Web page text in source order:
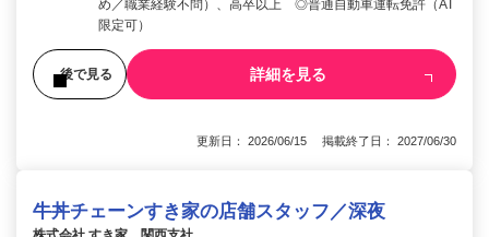
め／職業経験不問）、高卒以上 ◎普通自動車運転免許（AT
限定可）
後で見る 詳細を見る
更新日： 2026/06/15 掲載終了日： 2027/06/30
牛丼チェーンすき家の店舗スタッフ／深夜